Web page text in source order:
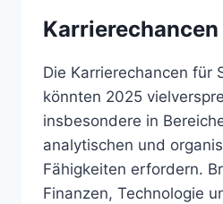
Karrierechancen
Die Karrierechancen für
könnten 2025
insbesondere in
analytischen und
Fähigkeiten erfordern.
Finanzen, Technologie